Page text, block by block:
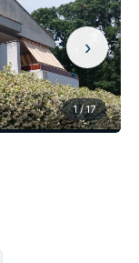
›
1 / 17